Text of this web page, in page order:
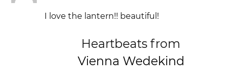
I love the lantern!! beautiful!
Heartbeats from
Vienna Wedekind